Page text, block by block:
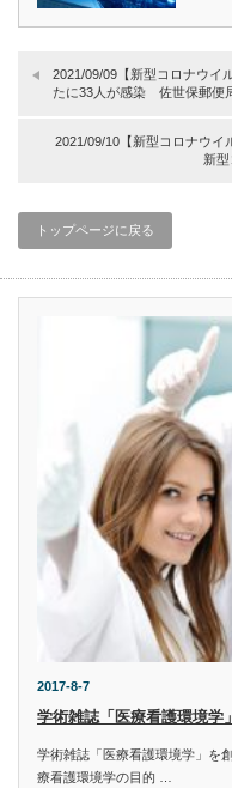
2021/09/09【新型コロナウイ
たに33人が感染 佐世保郵便
2021/09/10【新型コロナウイ
新
トップページに戻る
2017-8-7
学術雑誌「医療看護環境学
学術雑誌「医療看護環境学」を
療看護環境学の目的 …